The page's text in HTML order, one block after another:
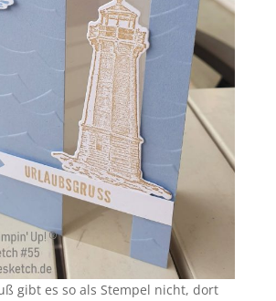
gibt es so als Stempel nicht, dort